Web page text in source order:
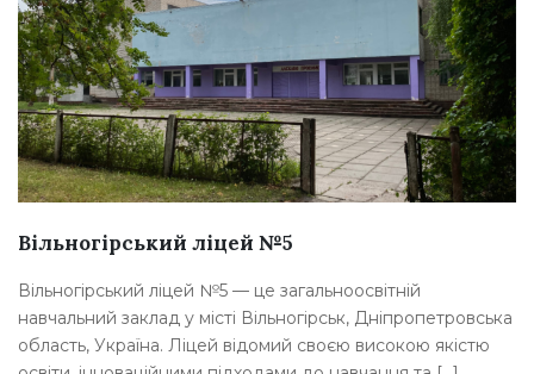
Вільногірський ліцей №5
Вільногірський ліцей №5 — це загальноосвітній
навчальний заклад у місті Вільногірськ, Дніпропетровська
область, Україна. Ліцей відомий своєю високою якістю